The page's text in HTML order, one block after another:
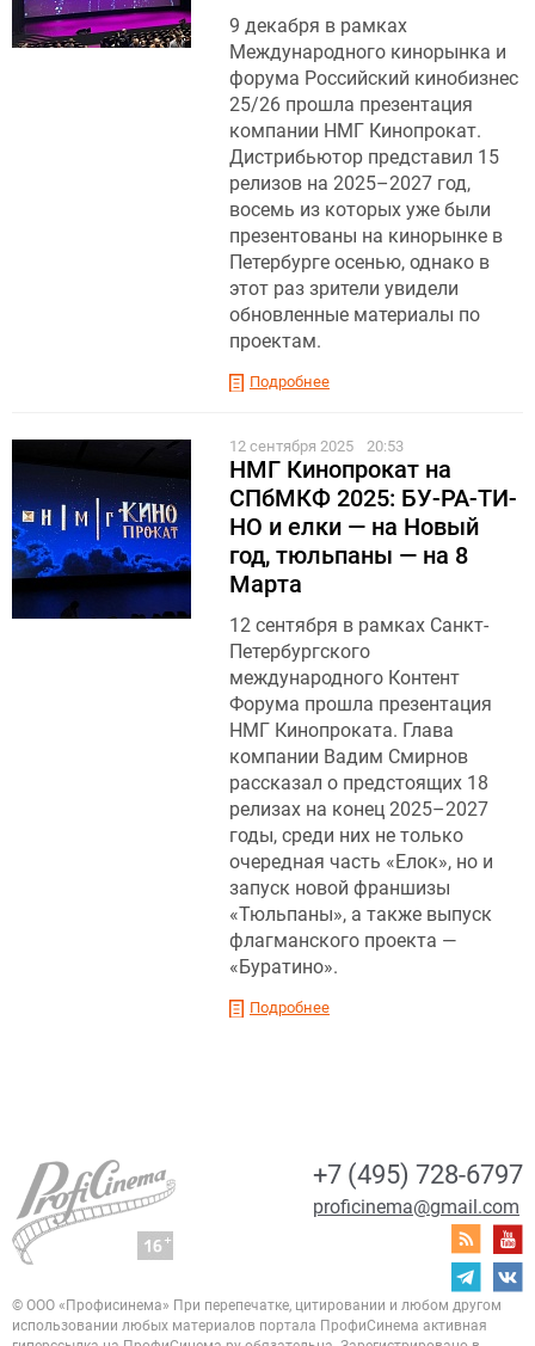
9 декабря в рамках
Международного кинорынка и
форума Российский кинобизнес
25/26 прошла презентация
компании НМГ Кинопрокат.
Дистрибьютор представил 15
релизов на 2025–2027 год,
восемь из которых уже были
презентованы на кинорынке в
Петербурге осенью, однако в
этот раз зрители увидели
обновленные материалы по
проектам.
Подробнее
12 сентября 2025 20:53
НМГ Кинопрокат на
СПбМКФ 2025: БУ-РА-ТИ-
НО и елки — на Новый
год, тюльпаны — на 8
Марта
12 сентября в рамках Санкт-
Петербургского
международного Контент
Форума прошла презентация
НМГ Кинопроката. Глава
компании Вадим Смирнов
рассказал о предстоящих 18
релизах на конец 2025–2027
годы, среди них не только
очередная часть «Елок», но и
запуск новой франшизы
«Тюльпаны», а также выпуск
флагманского проекта —
«Буратино».
Подробнее
+7 (495) 728-6797
proficinema@gmail.com
© ООО «Профисинема» При перепечатке, цитировании и любом другом
использовании любых материалов портала ПрофиСинема активная